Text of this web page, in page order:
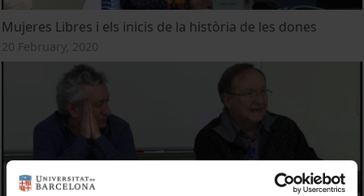
Mujeres Libres i els inicis de la història de les dones
20 February, 2020